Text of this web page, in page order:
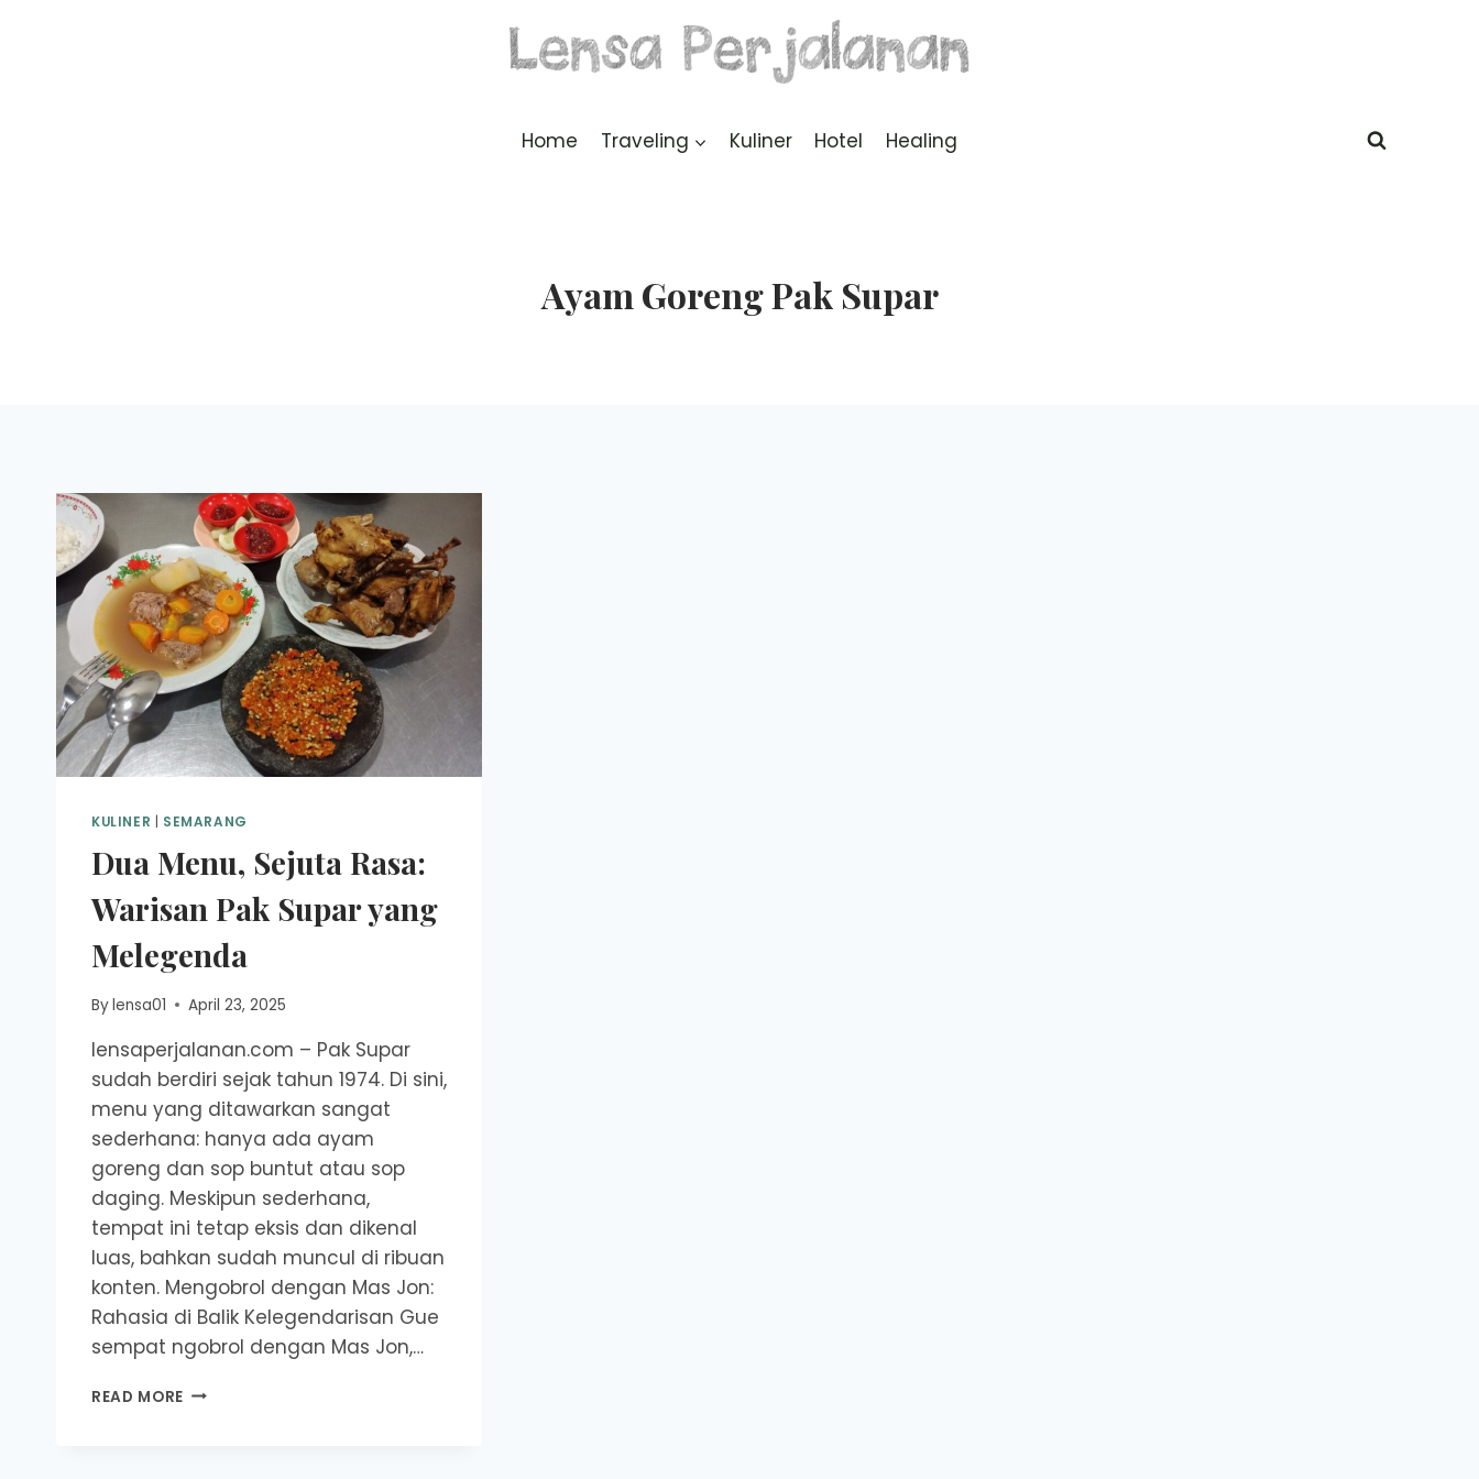
Home Traveling Kuliner Hotel Healing
Ayam Goreng Pak Supar
KULINER SEMARANG
Dua Menu, Sejuta Rasa:
Warisan Pak Supar yang
Melegenda
Bylensa01 April 23, 2025
lensaperjalanan.com – Pak Supar
sudah berdiri sejak tahun 1974. Di sini,
menu yang ditawarkan sangat
sederhana: hanya ada ayam
goreng dan sop buntut atau sop
daging. Meskipun sederhana,
tempat ini tetap eksis dan dikenal
luas, bahkan sudah muncul di ribuan
konten. Mengobrol dengan Mas Jon:
Rahasia di Balik Kelegendarisan Gue
sempat ngobrol dengan Mas Jon,…
READ MORE DUA